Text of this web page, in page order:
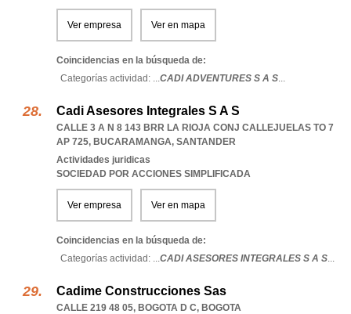
Ver empresa Ver en mapa
Coincidencias en la búsqueda de:
Categorías actividad: ...CADI ADVENTURES S A S...
Cadi Asesores Integrales S A S
CALLE 3 A N 8 143 BRR LA RIOJA CONJ CALLEJUELAS TO 7
AP 725, BUCARAMANGA, SANTANDER
Actividades juridicas
SOCIEDAD POR ACCIONES SIMPLIFICADA
Ver empresa Ver en mapa
Coincidencias en la búsqueda de:
Categorías actividad: ...CADI ASESORES INTEGRALES S A S...
Cadime Construcciones Sas
CALLE 219 48 05, BOGOTA D C, BOGOTA